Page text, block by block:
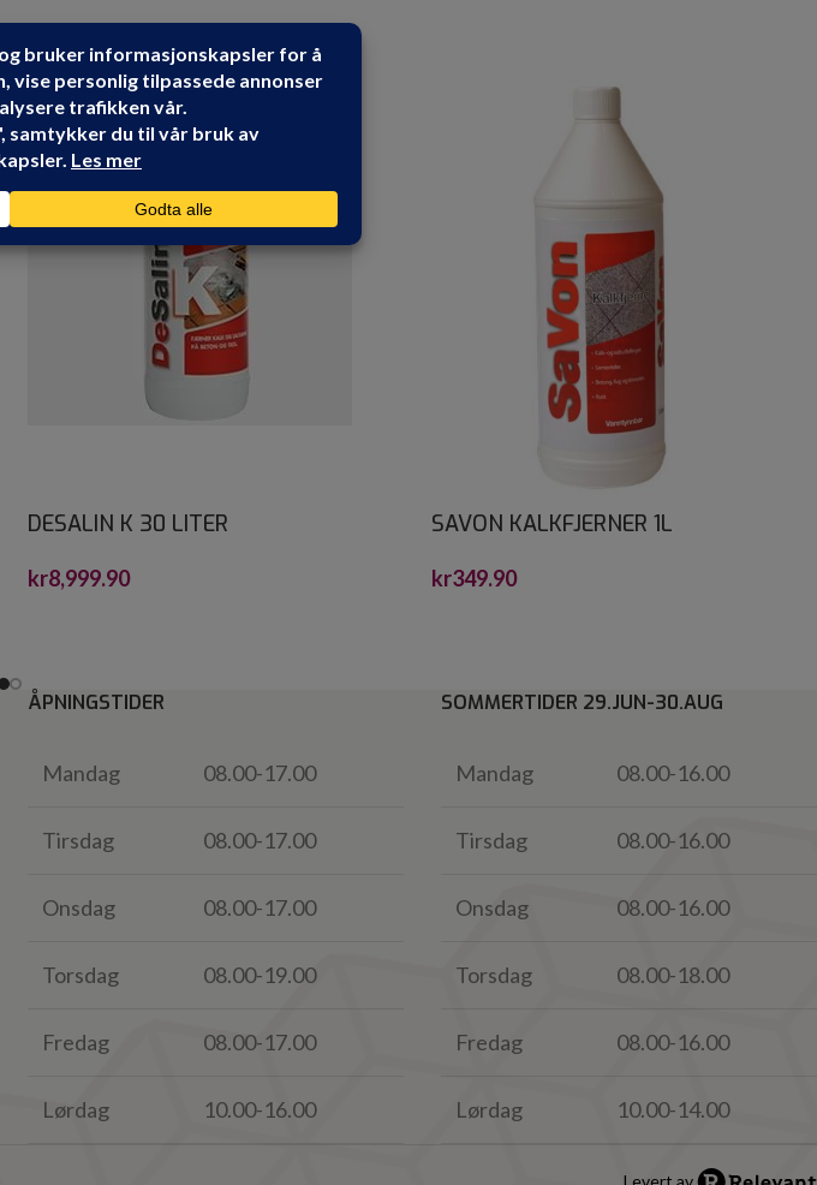
DESALIN K 30 LITER
kr8,999.90
SAVON KALKFJERNER 1L
kr349.90
ÅPNINGSTIDER
Mandag 08.00-17.00
Tirsdag 08.00-17.00
Onsdag 08.00-17.00
Torsdag 08.00-19.00
Fredag 08.00-17.00
Lørdag 10.00-16.00
SOMMERTIDER 29.JUN-30.AUG
Mandag 08.00-16.00
Tirsdag 08.00-16.00
Onsdag 08.00-16.00
Torsdag 08.00-18.00
Fredag 08.00-16.00
Lørdag
10.00-14.00
Levert av